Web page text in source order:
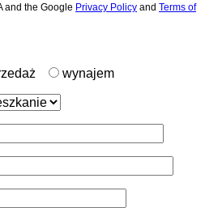
and the Google Privacy Policy and Terms of
wynajem